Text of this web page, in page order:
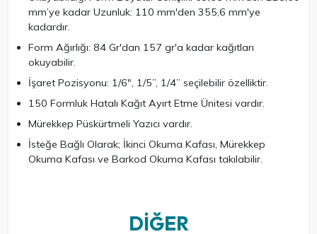
mm’ye kadar Uzunluk: 110 mm'den 355,6 mm'ye
kadardır.
Form Ağırlığı: 84 Gr'dan 157 gr'a kadar kağıtları
okuyabilir.
İşaret Pozisyonu: 1/6", 1/5”, 1/4” seçilebilir özelliktir.
150 Formluk Hatalı Kağıt Ayırt Etme Ünitesi vardır.
Mürekkep Püskürtmeli Yazıcı vardır.
İsteğe Bağlı Olarak; İkinci Okuma Kafası, Mürekkep
Okuma Kafası ve Barkod Okuma Kafası takılabilir.
DIĞER